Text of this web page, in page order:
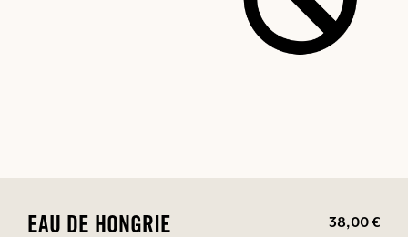
EAU DE HONGRIE 38,00 €